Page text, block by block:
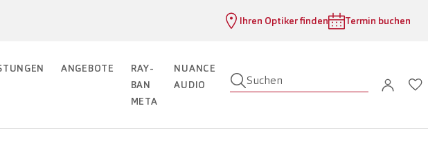
Ihren Optiker finden Termin buchen
ANGEBOTE
RAY-
BAN
META
NUANCE
AUDIO
Suchen